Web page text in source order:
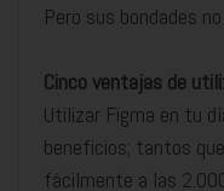
Pero sus bondades
Cinco ventajas de
Utilizar Figma en tu
beneficios; tantos
fácilmente a las